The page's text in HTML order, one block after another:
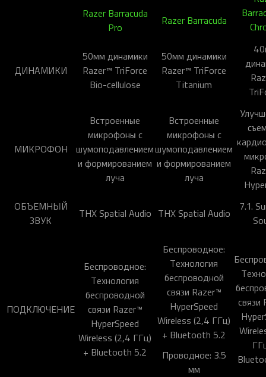
Razer Barracuda
Pro
Razer Barracuda
ДИНАМИКИ
50мм динамики
Razer™ TriForce
Bio-cellulose
50мм динамики
Razer™ TriForce
Titanium
МИКРОФОН
Встроенные
микрофоны с
шумоподавлением
и формированием
луча
Встроенные
микрофоны с
шумоподавлением
и формированием
луча
ОБЪЕМНЫЙ
ЗВУК
THX Spatial Audio THX Spatial Audio
7.1.
ПОДКЛЮЧЕНИЕ
Беспроводное:
Технология
беспроводной
связи Razer™
HyperSpeed
Wireless (2,4 ГГц)
+ Bluetooth 5.2
Беспроводное:
Технология
беспроводной
связи Razer™
HyperSpeed
Wireless (2,4 ГГц)
+ Bluetooth 5.2
Проводное: 3.5
мм
связи